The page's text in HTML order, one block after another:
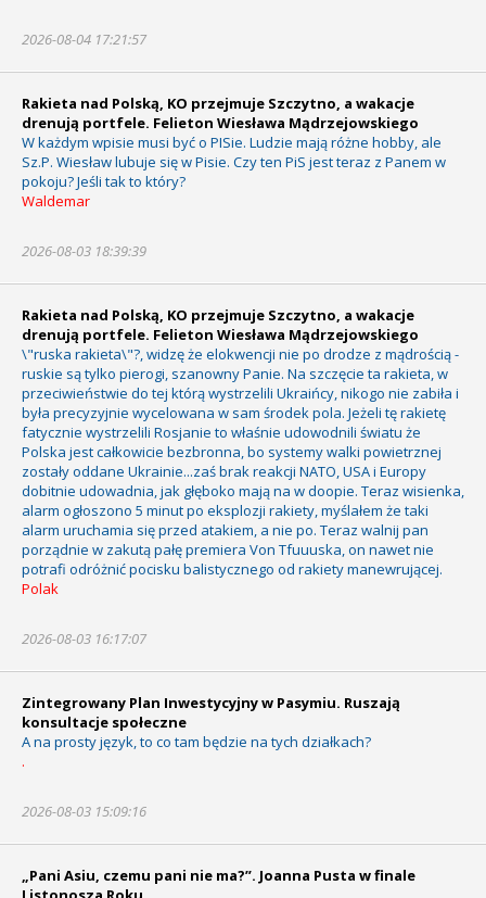
2026-08-04 17:21:57
Rakieta nad Polską, KO przejmuje Szczytno, a wakacje
drenują portfele. Felieton Wiesława Mądrzejowskiego
W każdym wpisie musi być o PISie. Ludzie mają różne hobby, ale
Sz.P. Wiesław lubuje się w Pisie. Czy ten PiS jest teraz z Panem w
pokoju? Jeśli tak to który?
Waldemar
2026-08-03 18:39:39
Rakieta nad Polską, KO przejmuje Szczytno, a wakacje
drenują portfele. Felieton Wiesława Mądrzejowskiego
\"ruska rakieta\"?, widzę że elokwencji nie po drodze z mądrością -
ruskie są tylko pierogi, szanowny Panie. Na szczęcie ta rakieta, w
przeciwieństwie do tej którą wystrzelili Ukraińcy, nikogo nie zabiła i
była precyzyjnie wycelowana w sam środek pola. Jeżeli tę rakietę
fatycznie wystrzelili Rosjanie to właśnie udowodnili światu że
Polska jest całkowicie bezbronna, bo systemy walki powietrznej
zostały oddane Ukrainie...zaś brak reakcji NATO, USA i Europy
dobitnie udowadnia, jak głęboko mają na w doopie. Teraz wisienka,
alarm ogłoszono 5 minut po eksplozji rakiety, myślałem że taki
alarm uruchamia się przed atakiem, a nie po. Teraz walnij pan
porządnie w zakutą pałę premiera Von Tfuuuska, on nawet nie
potrafi odróżnić pocisku balistycznego od rakiety manewrującej.
Polak
2026-08-03 16:17:07
Zintegrowany Plan Inwestycyjny w Pasymiu. Ruszają
konsultacje społeczne
A na prosty język, to co tam będzie na tych działkach?
.
2026-08-03 15:09:16
„Pani Asiu, czemu pani nie ma?”. Joanna Pusta w finale